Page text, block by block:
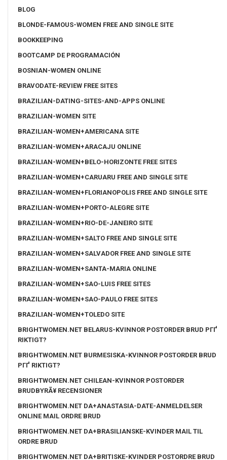
BLOG
BLONDE-FAMOUS-WOMEN FREE AND SINGLE SITE
BOOKKEEPING
BOOTCAMP DE PROGRAMACIÓN
BOSNIAN-WOMEN ONLINE
BRAVODATE-REVIEW FREE SITES
BRAZILIAN-DATING-SITES-AND-APPS ONLINE
BRAZILIAN-WOMEN SITE
BRAZILIAN-WOMEN+AMERICANA SITE
BRAZILIAN-WOMEN+ARACAJU ONLINE
BRAZILIAN-WOMEN+BELO-HORIZONTE FREE SITES
BRAZILIAN-WOMEN+CARUARU FREE AND SINGLE SITE
BRAZILIAN-WOMEN+FLORIANOPOLIS FREE AND SINGLE SITE
BRAZILIAN-WOMEN+PORTO-ALEGRE SITE
BRAZILIAN-WOMEN+RIO-DE-JANEIRO SITE
BRAZILIAN-WOMEN+SALTO FREE AND SINGLE SITE
BRAZILIAN-WOMEN+SALVADOR FREE AND SINGLE SITE
BRAZILIAN-WOMEN+SANTA-MARIA ONLINE
BRAZILIAN-WOMEN+SAO-LUIS FREE SITES
BRAZILIAN-WOMEN+SAO-PAULO FREE SITES
BRAZILIAN-WOMEN+TOLEDO SITE
BRIGHTWOMEN.NET BELARUS-KVINNOR POSTORDER BRUD PГҐ
RIKTIGT?
BRIGHTWOMEN.NET BURMESISKA-KVINNOR POSTORDER BRUD
PГҐ RIKTIGT?
BRIGHTWOMEN.NET CHILEAN-KVINNOR POSTORDER
BRUDBYRÃ¥ RECENSIONER
BRIGHTWOMEN.NET DA+ANASTASIA-DATE-ANMELDELSER
ONLINE MAIL ORDRE BRUD
BRIGHTWOMEN.NET DA+BRASILIANSKE-KVINDER MAIL TIL
ORDRE BRUD
BRIGHTWOMEN.NET DA+BRITISKE-KVINDER POSTORDRE BRUD